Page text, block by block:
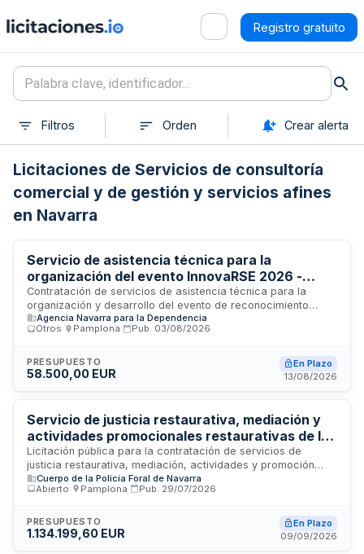
Registro gratuito
Filtros Orden Crear alerta
Licitaciones de Servicios de consultoría
comercial y de gestión y servicios afines
en Navarra
Servicio de asistencia técnica para la
organización del evento InnovaRSE 2026 -
Departamento de Derechos Sociales de
Pamplona
Contratación de servicios de asistencia técnica para la
organización y desarrollo del evento de reconocimiento
InnovaRSE durante el año 2026. El Departamento de
Derechos Sociales del Gobierno de Navarra, a través de la
servicio en Pamplona con el objetivo de contar con apoyo
especializado en la planificación, coordinación y ejecución
responsabilidad social empresarial. La asistencia técnica
cubrirá las labores necesarias para garantizar la calidad y
éxito del encuentro.
Agencia Navarra para la Dependencia
Otros
Pamplona Pub. 03/08/2026
PRESUPUESTO
58.500,00 EUR
En Plazo
13/08/2026
Servicio de justicia restaurativa, mediación y
actividades promocionales restaurativas de la
Policía Foral de Navarra
Licitación pública para la contratación de servicios de
justicia restaurativa, mediación, actividades y promoción
restaurativas a cargo de la Policía Foral de Navarra en
Pamplona. El servicio comprende la implementación de
la resolución alternativa de conflictos, actividades
formativas y de promoción de métodos restaurativos en el
Cuerpo de la Policía Foral de Navarra
Abierto
Pamplona Pub. 29/07/2026
PRESUPUESTO
1.134.199,60 EUR
En Plazo
09/09/2026